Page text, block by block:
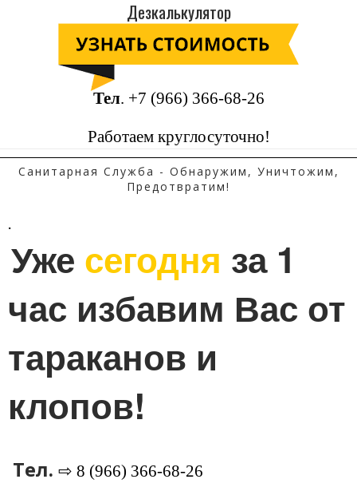
Дезкалькулятор
Тел. +7 (966) 366-68-26
Работаем круглосуточно!
Санитарная Служба - Обнаружим, Уничтожим,
Предотвратим!
.
Уже сегодня за 1
час избавим Вас от
тараканов и
клопов!
Тел. ⇨ 8 (966) 366-68-26